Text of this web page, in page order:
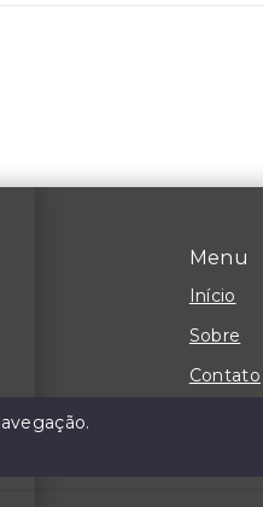
Menu
Início
Sobre
Contato